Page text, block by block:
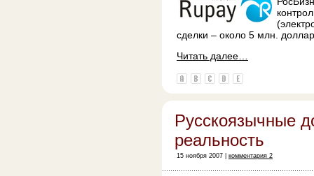
сделки – около 5 млн.
Читать далее…
Русскоязычные
реальность
15 ноября 2007 | комментария 2